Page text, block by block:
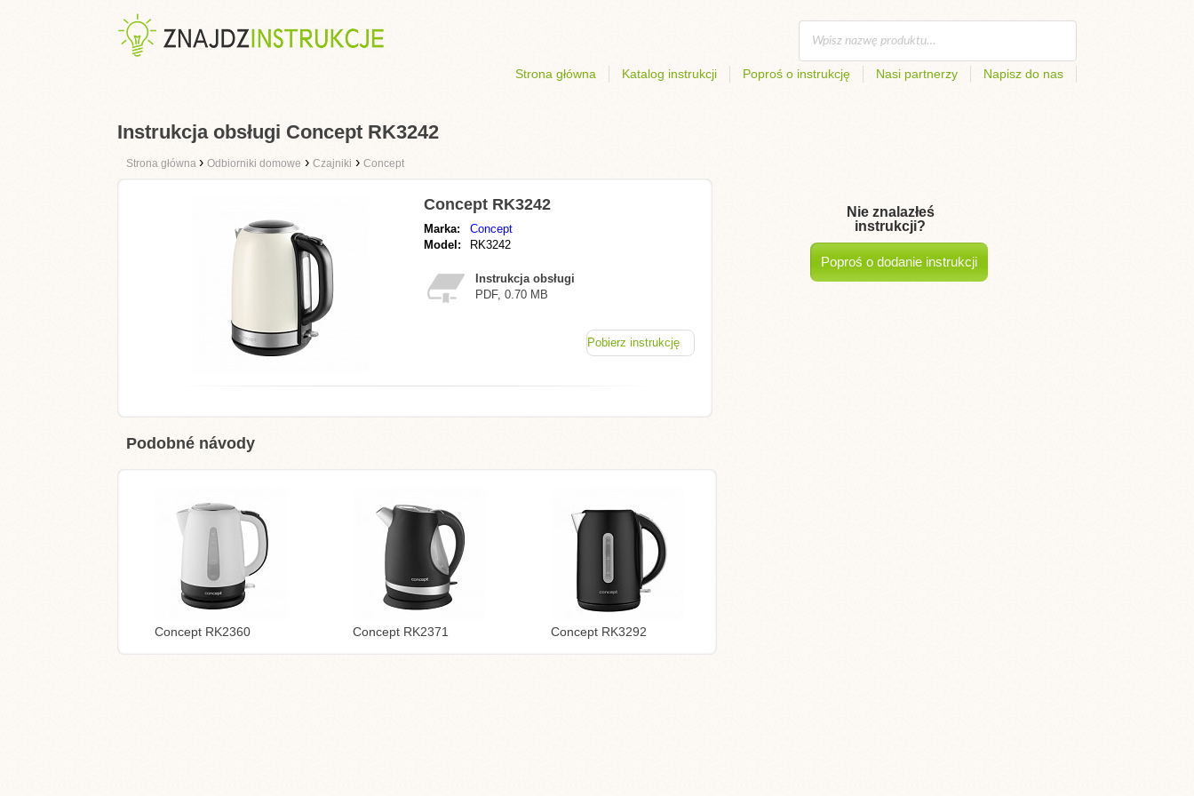
Strona główna Katalog instrukcji Poproś o instrukcję Nasi partnerzy Napisz do nas
Instrukcja obsługi Concept RK3242
Strona główna › Odbiorniki domowe › Czajniki › Concept
Concept RK3242
Marka:
Concept
Model:
RK3242
Instrukcja obsługi
PDF, 0.70 MB
Pobierz instrukcję
Podobné návody
Concept RK2360 Concept RK2371 Concept RK3292
Nie znalazłeś
instrukcji?
Poproś o dodanie instrukcji